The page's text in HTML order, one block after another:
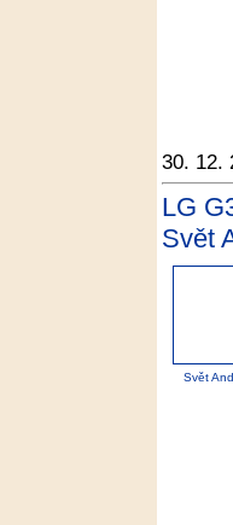
30. 12.
LG
Svět
Svět